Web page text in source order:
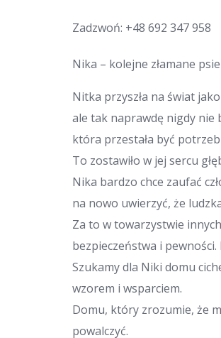
Zadzwoń: +48 692 347 958
Nika – kolejne złamane
Nitka przyszła na świat
ale tak naprawdę nigdy nie
która przestała być
To zostawiło w jej sercu
Nika bardzo chce zaufać
na nowo uwierzyć, że
Za to w towarzystwie
bezpieczeństwa i
Szukamy dla Niki domu
wzorem i wsparciem.
Domu, który zrozumie, że
powalczyć.